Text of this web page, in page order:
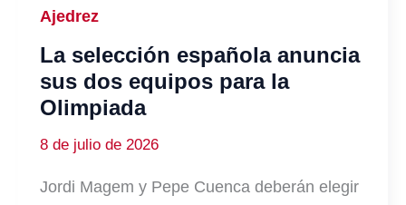
Ajedrez
La selección española anuncia
sus dos equipos para la
Olimpiada
8 de julio de 2026
Jordi Magem y Pepe Cuenca deberán elegir